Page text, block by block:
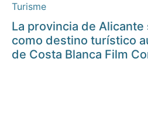
Turisme
La provincia de
como destino turístico
de Costa Blanca Film